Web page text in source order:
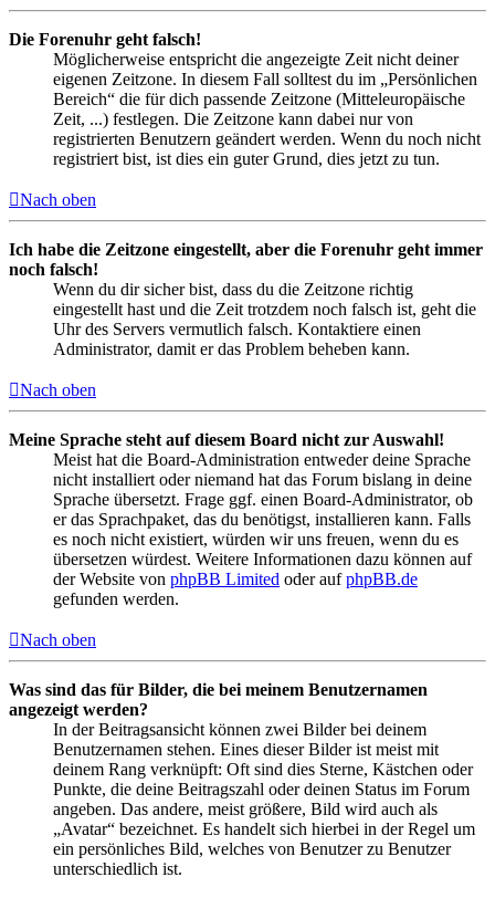
Die Forenuhr geht falsch!
Möglicherweise entspricht die angezeigte Zeit nicht deiner
eigenen Zeitzone. In diesem Fall solltest du im „Persönlichen
Bereich“ die für dich passende Zeitzone (Mitteleuropäische
Zeit, ...) festlegen. Die Zeitzone kann dabei nur von
registrierten Benutzern geändert werden. Wenn du noch nicht
registriert bist, ist dies ein guter Grund, dies jetzt zu tun.
Nach oben
Ich habe die Zeitzone eingestellt, aber die Forenuhr geht immer
noch falsch!
Wenn du dir sicher bist, dass du die Zeitzone richtig
eingestellt hast und die Zeit trotzdem noch falsch ist, geht die
Uhr des Servers vermutlich falsch. Kontaktiere einen
Administrator, damit er das Problem beheben kann.
Nach oben
Meine Sprache steht auf diesem Board nicht zur Auswahl!
Meist hat die Board-Administration entweder deine Sprache
nicht installiert oder niemand hat das Forum bislang in deine
Sprache übersetzt. Frage ggf. einen Board-Administrator, ob
er das Sprachpaket, das du benötigst, installieren kann. Falls
es noch nicht existiert, würden wir uns freuen, wenn du es
übersetzen würdest. Weitere Informationen dazu können auf
der Website von phpBB Limited oder aufphpBB.de
gefunden werden.
Nach oben
Was sind das für Bilder, die bei meinem Benutzernamen
angezeigt werden?
In der Beitragsansicht können zwei Bilder bei deinem
Benutzernamen stehen. Eines dieser Bilder ist meist mit
deinem Rang verknüpft: Oft sind dies Sterne, Kästchen oder
Punkte, die deine Beitragszahl oder deinen Status im Forum
angeben. Das andere, meist größere, Bild wird auch als
„Avatar“ bezeichnet. Es handelt sich hierbei in der Regel um
ein persönliches Bild, welches von Benutzer zu Benutzer
unterschiedlich ist.